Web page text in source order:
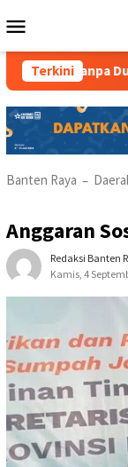
ke
Mobile
Terkini
Duri
Banten Raya –
Anggaran
Redaksi Banten
Kamis, 4